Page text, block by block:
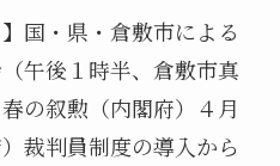
国・県・倉敷市による
午後１時半、倉敷市真
叙勲（内閣府）４月
裁判員制度の導入から